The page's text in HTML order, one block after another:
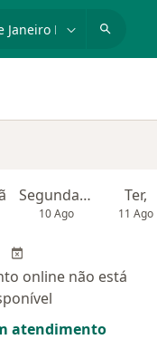
Segunda-feira
10 Ago
Ter,
11 Ago
online não está
atendimento